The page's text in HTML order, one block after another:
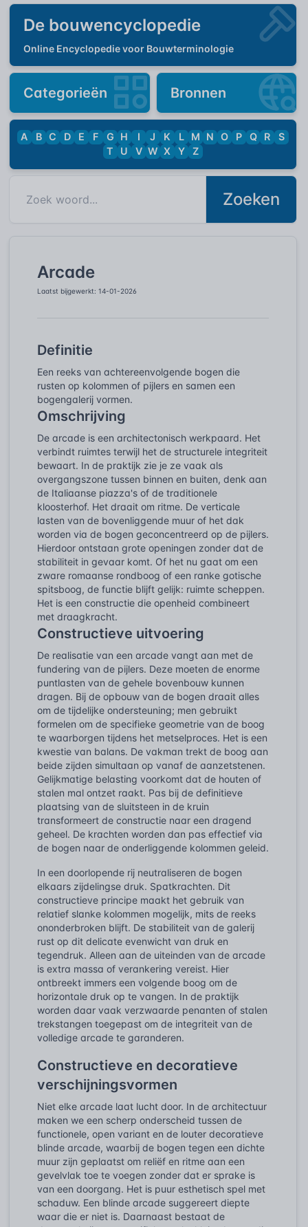
De bouwencyclopedie
Online Encyclopedie voor Bouwterminologie
Categorieën Bronnen
A B C D E F G H I J K L M N O P Q R
S
T
U V W X Y Z
Zoeken
Arcade
Laatst bijgewerkt: 14-01-2026
Definitie
Een reeks van achtereenvolgende bogen die
rusten op kolommen of pijlers en samen een
bogengalerij vormen.
Omschrijving
De arcade is een architectonisch werkpaard. Het
verbindt ruimtes terwijl het de structurele integriteit
bewaart. In de praktijk zie je ze vaak als
overgangszone tussen binnen en buiten, denk aan
de Italiaanse piazza's of de traditionele
kloosterhof. Het draait om ritme. De verticale
lasten van de bovenliggende muur of het dak
worden via de bogen geconcentreerd op de pijlers.
Hierdoor ontstaan grote openingen zonder dat de
stabiliteit in gevaar komt. Of het nu gaat om een
zware romaanse rondboog of een ranke gotische
spitsboog, de functie blijft gelijk: ruimte scheppen.
Het is een constructie die openheid combineert
met draagkracht.
Constructieve uitvoering
De realisatie van een arcade vangt aan met de
fundering van de pijlers. Deze moeten de enorme
puntlasten van de gehele bovenbouw kunnen
dragen. Bij de opbouw van de bogen draait alles
om de tijdelijke ondersteuning; men gebruikt
formelen om de specifieke geometrie van de boog
te waarborgen tijdens het metselproces. Het is een
kwestie van balans. De vakman trekt de boog aan
beide zijden simultaan op vanaf de aanzetstenen.
Gelijkmatige belasting voorkomt dat de houten of
stalen mal ontzet raakt. Pas bij de definitieve
plaatsing van de sluitsteen in de kruin
transformeert de constructie naar een dragend
geheel. De krachten worden dan pas effectief via
de bogen naar de onderliggende kolommen geleid.
In een doorlopende rij neutraliseren de bogen
elkaars zijdelingse druk. Spatkrachten. Dit
constructieve principe maakt het gebruik van
relatief slanke kolommen mogelijk, mits de reeks
ononderbroken blijft. De stabiliteit van de galerij
rust op dit delicate evenwicht van druk en
tegendruk. Alleen aan de uiteinden van de arcade
is extra massa of verankering vereist. Hier
ontbreekt immers een volgende boog om de
horizontale druk op te vangen. In de praktijk
worden daar vaak verzwaarde penanten of stalen
trekstangen toegepast om de integriteit van de
volledige arcade te garanderen.
Constructieve en decoratieve
verschijningsvormen
Niet elke arcade laat lucht door. In de architectuur
maken we een scherp onderscheid tussen de
functionele, open variant en de louter decoratieve
blinde arcade, waarbij de bogen tegen een dichte
muur zijn geplaatst om reliëf en ritme aan een
gevelvlak toe te voegen zonder dat er sprake is
van een doorgang. Het is puur esthetisch spel met
schaduw. Een blinde arcade suggereert diepte
waar die er niet is. Daarnaast bestaat de